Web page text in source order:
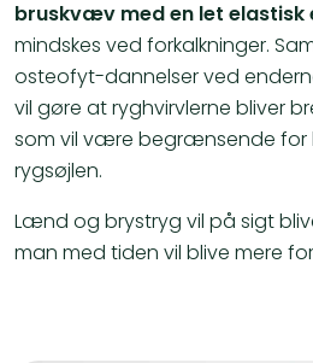
bruskvæv med en let elastisk
mindskes ved forkalkninger.
osteofyt-dannelser ved
vil gøre at ryghvirvlerne bliver
som vil være begrænsende
rygsøjlen.
Lænd og brystryg vil på sigt
man med tiden vil blive mere